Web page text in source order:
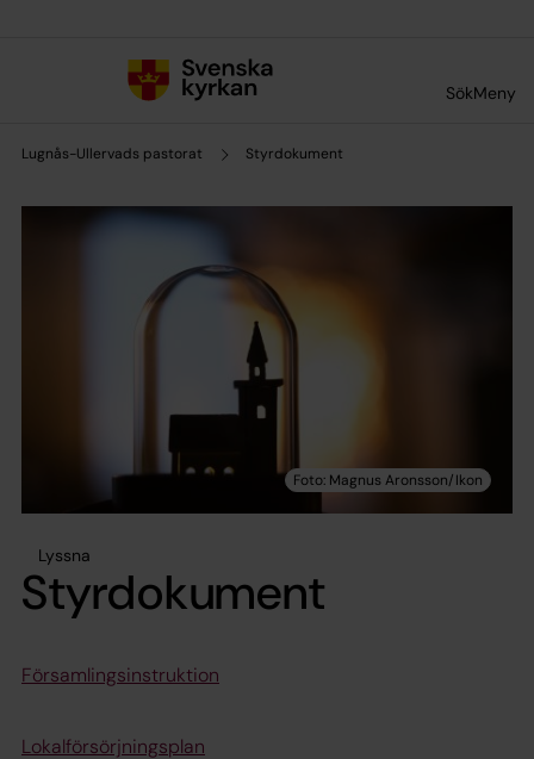
SökMeny
Lugnås-Ullervads pastorat Styrdokument
Lyssna
Styrdokument
Församlingsinstruktion
Lokalförsörjningsplan